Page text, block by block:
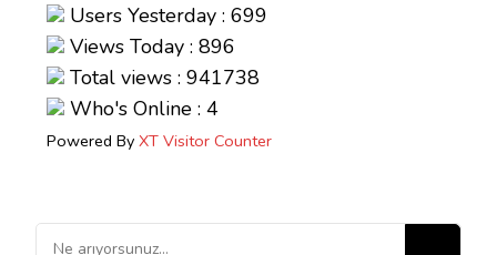
Users Yesterday : 699
Views Today : 896
Total views : 941738
Who's Online : 4
Powered By XT Visitor Counter
Bir